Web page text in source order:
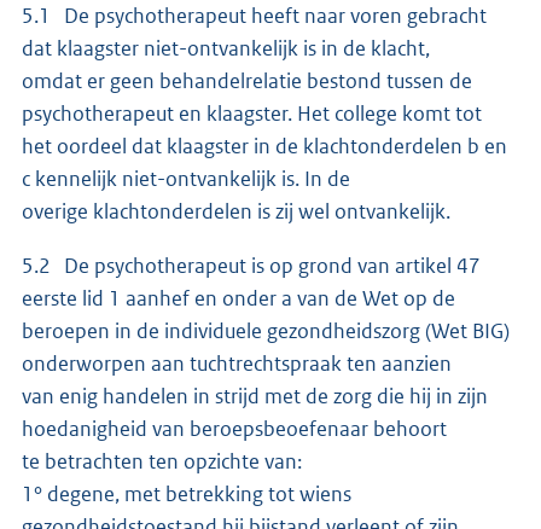
5.1 De psychotherapeut heeft naar voren gebracht
dat klaagster niet-ontvankelijk is in de klacht,
omdat er geen behandelrelatie bestond tussen de
psychotherapeut en klaagster. Het college komt tot
het oordeel dat klaagster in de klachtonderdelen b en
c kennelijk niet-ontvankelijk is. In de
overige klachtonderdelen is zij wel ontvankelijk.
5.2 De psychotherapeut is op grond van artikel 47
eerste lid 1 aanhef en onder a van de Wet op de
beroepen in de individuele gezondheidszorg (Wet BIG)
onderworpen aan tuchtrechtspraak ten aanzien
van enig handelen in strijd met de zorg die hij in zijn
hoedanigheid van beroepsbeoefenaar behoort
te betrachten ten opzichte van:
1° degene, met betrekking tot wiens